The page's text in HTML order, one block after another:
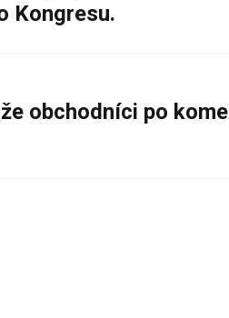
Kongresu.
obchodníci po